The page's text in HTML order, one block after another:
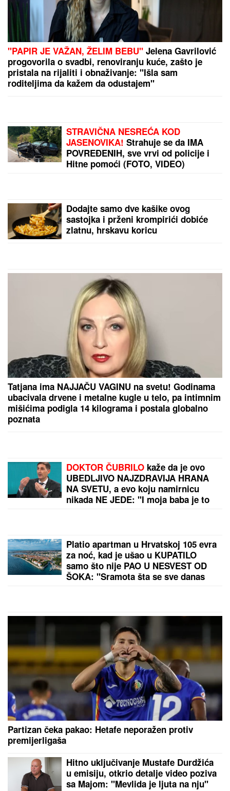
"PAPIR JE VAŽAN, ŽELIM BEBU" Jelena Gavrilović
progovorila o svadbi, renoviranju kuće, zašto je
pristala na rijaliti i obnaživanje: "Išla sam
roditeljima da kažem da odustajem"
STRAVIČNA NESREĆA KOD
JASENOVIKA! Strahuje se da IMA
POVREĐENIH, sve vrvi od policije i
Hitne pomoći (FOTO, VIDEO)
Dodajte samo dve kašike ovog
sastojka i prženi krompirići dobiće
zlatnu, hrskavu koricu
Tatjana ima NAJJAČU VAGINU na svetu! Godinama
ubacivala drvene i metalne kugle u telo, pa intimnim
mišićima podigla 14 kilograma i postala globalno
poznata
DOKTOR ČUBRILO kaže da je ovo
UBEDLJIVO NAJZDRAVIJA HRANA
NA SVETU, a evo koju namirnicu
nikada NE JEDE: "I moja baba je to
Platio apartman u Hrvatskoj 105 evra
za noć, kad je ušao u KUPATILO
samo što nije PAO U NESVEST OD
ŠOKA: "Sramota šta se sve danas
Partizan čeka pakao: Hetafe neporažen protiv
premijerligaša
Hitno uključivanje Mustafe Durdžića
u emisiju, otkrio detalje video poziva
sa Majom: "Mevlida je ljuta na nju"